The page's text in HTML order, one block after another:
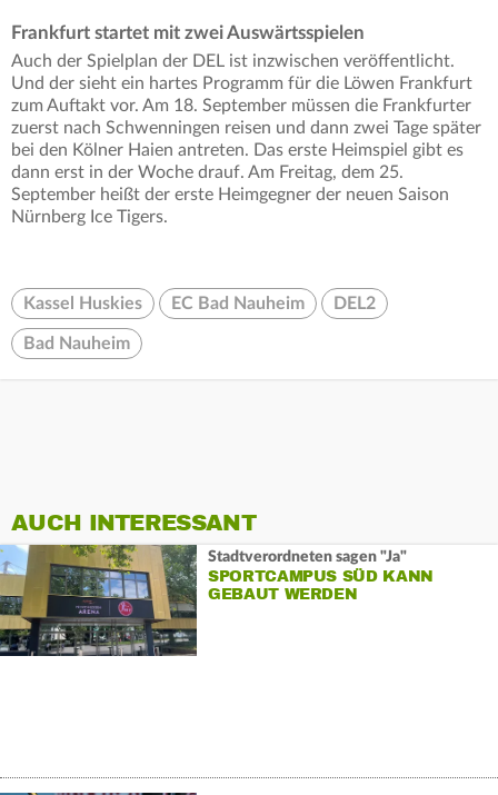
Frankfurt startet mit zwei Auswärtsspielen
Auch der Spielplan der DEL ist inzwischen veröffentlicht.
Und der sieht ein hartes Programm für die Löwen Frankfurt
zum Auftakt vor. Am 18. September müssen die Frankfurter
zuerst nach Schwenningen reisen und dann zwei Tage später
bei den Kölner Haien antreten. Das erste Heimspiel gibt es
dann erst in der Woche drauf. Am Freitag, dem 25.
September heißt der erste Heimgegner der neuen Saison
Nürnberg Ice Tigers.
Kassel Huskies EC Bad Nauheim DEL2
Bad Nauheim
AUCH INTERESSANT
Stadtverordneten sagen "Ja"
SPORTCAMPUS SÜD KANN
GEBAUT WERDEN